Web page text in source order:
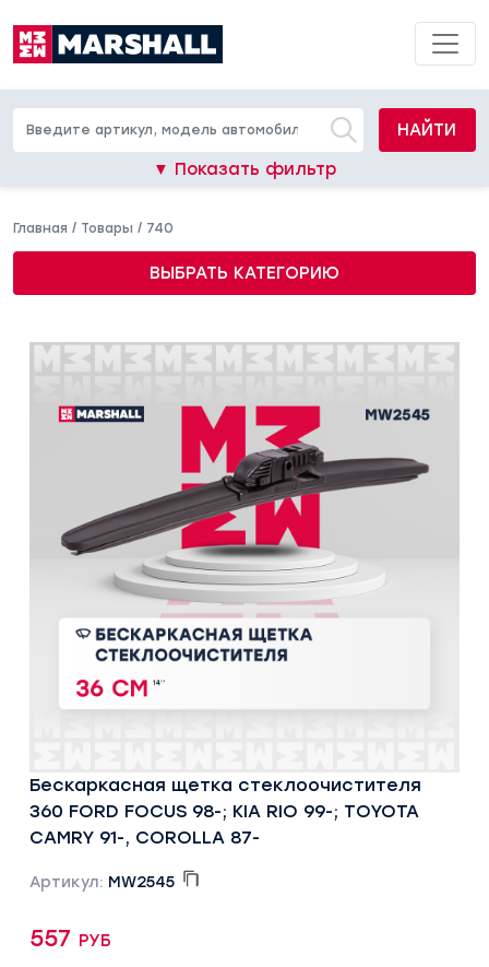
НАЙТИ
▼ Показать фильтр
Главная / Товары / 740
ВЫБРАТЬ КАТЕГОРИЮ
Бескаркасная щетка стеклоочистителя
360 FORD FOCUS 98-; KIA RIO 99-; TOYOTA
CAMRY 91-, COROLLA 87-
Артикул: MW2545
557 руб